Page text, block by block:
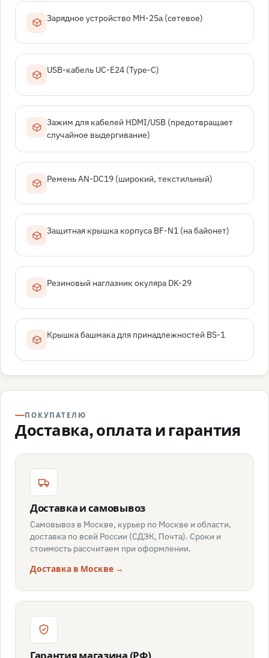
Зарядное устройство MH-25a (сетевое)
USB-кабель UC-E24 (Type-C)
Зажим для кабелей HDMI/USB (предотвращает
случайное выдергивание)
Ремень AN-DC19 (широкий, текстильный)
Защитная крышка корпуса BF-N1 (на байонет)
Резиновый наглазник окуляра DK-29
Крышка башмака для принадлежностей BS-1
ПОКУПАТЕЛЮ
Доставка, оплата и гарантия
Доставка и самовывоз
Самовывоз в Москве, курьер по Москве и области,
доставка по всей России (СДЭК, Почта). Сроки и
стоимость рассчитаем при оформлении.
Доставка в Москве →